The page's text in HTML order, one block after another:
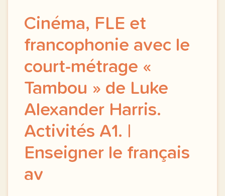
Cinéma, FLE et
francophonie avec le
court-métrage «
Tambou » de Luke
Alexander Harris.
Activités A1. |
Enseigner le français
av